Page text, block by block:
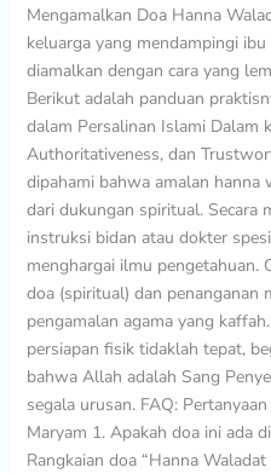
Mengamalkan Doa Hanna
keluarga yang mendampingi
diamalkan dengan cara yang
Berikut adalah panduan
dalam Persalinan Islami Dalam
Authoritativeness, dan
dipahami bahwa amalan hanna
dari dukungan spiritual. Secara
instruksi bidan atau dokter
menghargai ilmu pengetahuan.
doa (spiritual) dan penanganan
pengamalan agama yang
persiapan fisik tidaklah tepat,
bahwa Allah adalah Sang
segala urusan. FAQ:
Maryam 1. Apakah doa ini ada
Rangkaian doa “Hanna